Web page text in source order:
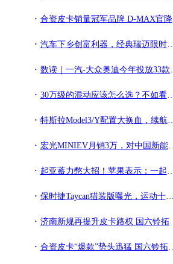
合资皮卡销量冠军品牌 D-MAX官降1万怎容错过
汽车下乡创富利器，经典瑞迈限时钜惠8.48万元起
数读｜一汽-大众奥迪今年投放33款新车，A8L霍希款独家亮相
30万级的混动应该怎么选？不如看看这四款车，同级别中油耗无敌
特斯拉Model3/Y配置大换血，续航里程或将大幅提高！
宏光MINIEV月销3万，对中国新能源市场是不是一件好事？
起亚蓄力憋大招！苹果表示：一起打造Apple Car吧
保时捷Taycan猎装版曝光，运动十足，或年内上市
济南新规再提升皮卡路权 国六铃拓AT再掀合资皮卡热
合资皮卡“爆款”势头迅猛 国六铃拓AT全国热卖中